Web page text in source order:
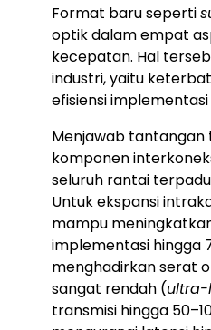
Format baru seperti
optik dalam empat
kecepatan. Hal
industri, yaitu
efisiensi
Menjawab tantangan
komponen
seluruh rantai
Untuk ekspansi
mampu
implementasi hingga
menghadirkan serat
sangat rendah (ultra-
transmisi hingga